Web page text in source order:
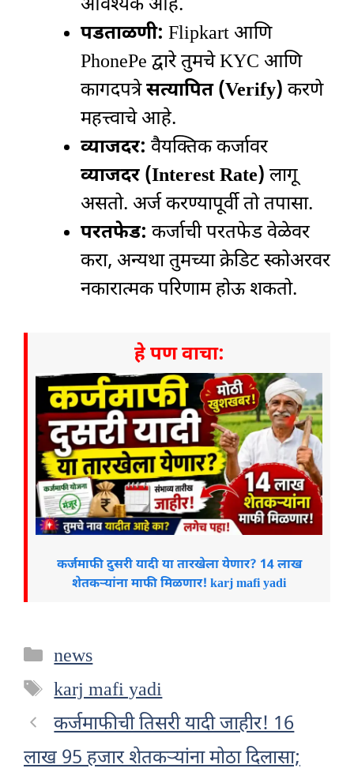
आवश्यक आहे.
पडताळणी: Flipkart आणि
PhonePe द्वारे तुमचे KYC आणि
कागदपत्रेसत्यापित (Verify) करणे
महत्त्वाचे आहे.
व्याजदर: वैयक्तिक कर्जावर
व्याजदर (Interest Rate) लागू
असतो. अर्ज करण्यापूर्वी तो तपासा.
परतफेड: कर्जाची परतफेड वेळेवर
करा, अन्यथा तुमच्या क्रेडिट स्कोअरवर
नकारात्मक परिणाम होऊ शकतो.
हे पण वाचा:
कर्जमाफी दुसरी यादी या तारखेला येणार? 14 लाख
शेतकऱ्यांना माफी मिळणार! karj mafi yadi
Categories
news
Tags
karj mafi yadi
कर्जमाफीची तिसरी यादी जाहीर! 16
लाख 95 हजार शेतकऱ्यांना मोठा दिलासा;